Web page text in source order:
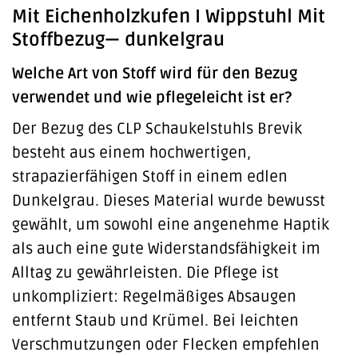
Mit Eichenholzkufen I Wippstuhl Mit
Stoffbezug— dunkelgrau
Welche Art von Stoff wird für den Bezug
verwendet und wie pflegeleicht ist er?
Der Bezug des CLP Schaukelstuhls Brevik
besteht aus einem hochwertigen,
strapazierfähigen Stoff in einem edlen
Dunkelgrau. Dieses Material wurde bewusst
gewählt, um sowohl eine angenehme Haptik
als auch eine gute Widerstandsfähigkeit im
Alltag zu gewährleisten. Die Pflege ist
unkompliziert: Regelmäßiges Absaugen
entfernt Staub und Krümel. Bei leichten
Verschmutzungen oder Flecken empfehlen